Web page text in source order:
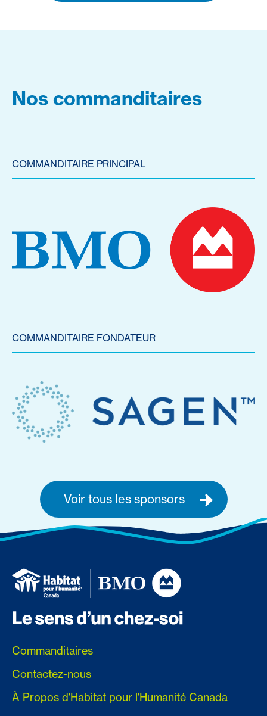
Nos commanditaires
COMMANDITAIRE PRINCIPAL
COMMANDITAIRE FONDATEUR
Voir tous les sponsors
Commanditaires
Contactez-nous
À Propos d'Habitat pour l'Humanité Canada